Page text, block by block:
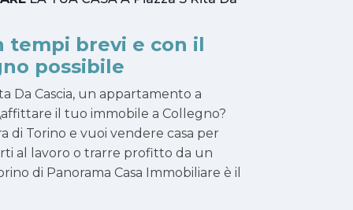
tempi brevi e con il
possibile
Da Cascia, un appartamento a
il tuo immobile a Collegno?
di Torino e vuoi vendere casa per
al lavoro o trarre profitto da un
di Panorama Casa Immobiliare è il